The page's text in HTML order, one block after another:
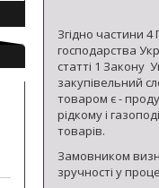
Згідно частини
господарства
статті 1 Закону
закупівельний
товаром є -
рідкому і
товарів.
Замовником
зручності у